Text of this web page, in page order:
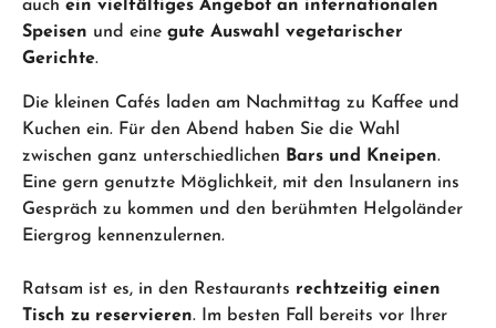
auch ein vielfältiges Angebot an internationalen
Speisen und eine gute Auswahl vegetarischer
Gerichte.
Die kleinen Cafés laden am Nachmittag zu Kaffee und
Kuchen ein. Für den Abend haben Sie die Wahl
zwischen ganz unterschiedlichen Bars und Kneipen.
Eine gern genutzte Möglichkeit, mit den Insulanern ins
Gespräch zu kommen und den berühmten Helgoländer
Eiergrog kennenzulernen.
Ratsam ist es, in den Restaurants rechtzeitig einen
Tisch zu reservieren. Im besten Fall bereits vor Ihrer